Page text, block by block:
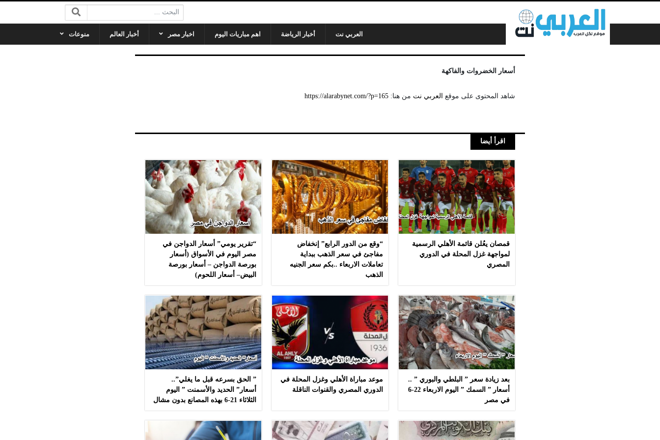
البحث:
العربي نت أخبار الرياضة اهم مباريات اليوم اخبار مصر أخبار العالم منوعات
أسعار الخضروات والفاكهة
شاهد المحتوى على موقع العربي نت من هنا: https://alarabynet.com/?p=165
اقرأ أيضا
قمصان يعُلن قائمة الأهلي الرسمية
لمواجهة غزل المحلة في الدوري
المصري
“وقع من الدور الرابع” إنخفاض
مفاجئ في سعر الذهب ببداية
تعاملات الاربعاء ..بكم سعر الجنيه
الذهب
“تقرير يومي” أسعار الدواجن في
مصر اليوم في الأسواق (أسعار
بورصة الدواجن – أسعار بورصة
البيض– أسعار اللحوم)
بعد زيادة سعر ” البلطي والبوري ” ..
أسعار ” السمك ” اليوم الاربعاء 22-6
في مصر
موعد مباراة الأهلي وغزل المحلة في
الدوري المصري والقنوات الناقلة
” الحق بسرعه قبل ما يغلي”..
أسعار” الحديد والأسمنت ” اليوم
الثلاثاء 21-6 بهذه المصانع بدون مشال